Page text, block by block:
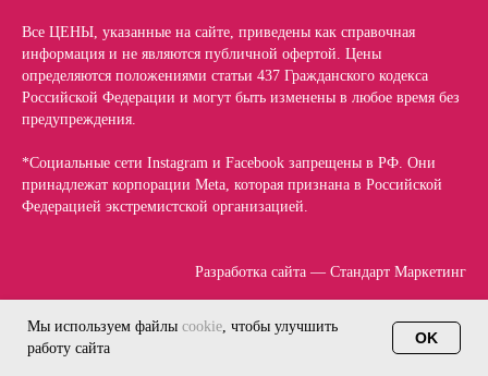
Все ЦЕНЫ, указанные на сайте, приведены как справочная
информация и не являются публичной офертой. Цены
определяются положениями статьи 437 Гражданского кодекса
Российской Федерации и могут быть изменены в любое время без
предупреждения.
*Социальные сети Instagram и Facebook запрещены в РФ. Они
принадлежат корпорации Meta, которая признана в Российской
Федерацией экстремистской организацией.
Разработка сайта — Стандарт Маркетинг
Мы используем файлы cookie, чтобы улучшить
работу сайта
OK